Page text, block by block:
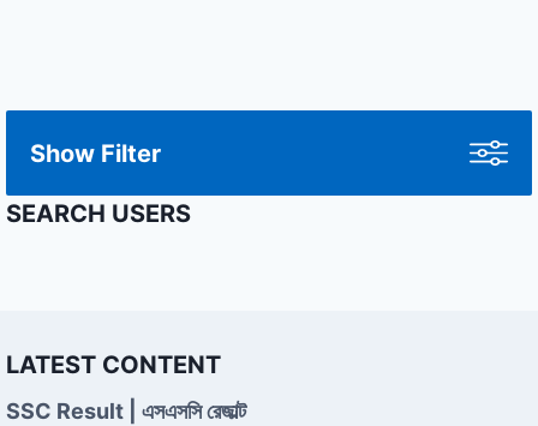
Show Filter
SEARCH USERS
LATEST CONTENT
SSC Result | এসএসসি রেজাল্ট